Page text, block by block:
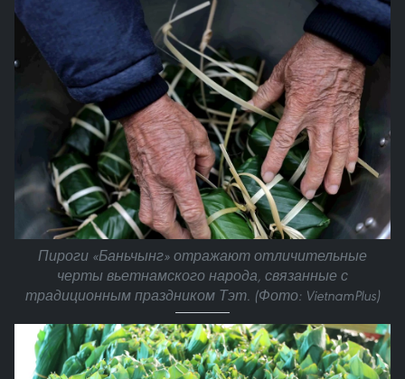
Пироги «Баньчынг» отражают отличительные
черты вьетнамского народа, связанные с
традиционным праздником Тэт. (Фото: VietnamPlus)